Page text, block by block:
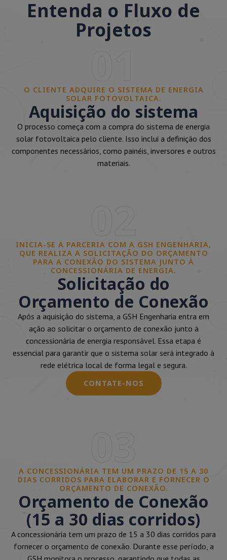
Entenda o Fluxo de
Projetos
O CLIENTE ADQUIRE O SISTEMA DE ENERGIA
SOLAR FOTOVOLTAICA.
Aquisição do sistema
O processo começa com a compra do sistema de energia
solar fotovoltaica pelo cliente. Isso inclui a definição dos
componentes necessários, como painéis, inversores e outros
materiais.
INICIA-SE A PARCERIA COM A GSH ENGENHARIA,
QUE REALIZA A SOLICITAÇÃO DO ORÇAMENTO
PARA A CONEXÃO DO SISTEMA JUNTO À
CONCESSIONÁRIA DE ENERGIA.
Solicitação do
Orçamento de Conexão
Após a aquisição do sistema, a GSH Engenharia entra em
ação ao solicitar o orçamento de conexão junto à
concessionária de energia responsável. Essa etapa é
essencial para garantir que o sistema solar será integrado à
rede elétrica local de forma legal e segura.
CONTATE-NOS
A CONCESSIONÁRIA TEM UM PRAZO DE 15 A 30
DIAS CORRIDOS PARA ELABORAR E FORNECER O
ORÇAMENTO DE CONEXÃO.
Orçamento de Conexão
(15 a 30 dias corridos)
A concessionária tem um prazo de 15 a 30 dias corridos para
fornecer o orçamento de conexão. Durante esse período, a